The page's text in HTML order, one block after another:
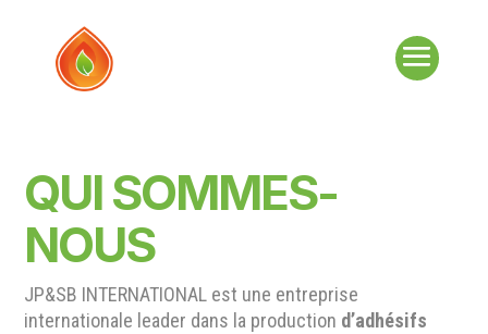
QUI SOMMES-
NOUS
JP&SB INTERNATIONAL est une entreprise
internationale leader dans la production d’adhésifs